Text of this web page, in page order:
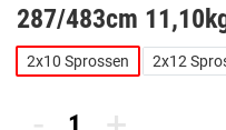
287/483cm
2x10 Sprossen 2x12